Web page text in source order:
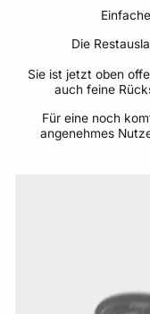
Die
Sie ist jetzt oben
auch feine
Für eine noch
angenehmes